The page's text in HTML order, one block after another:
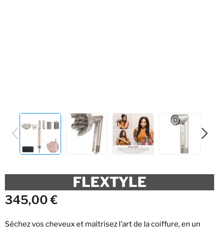
PREVIOUS
FLEXTYLE
345,00€
Séchez vos cheveux et maîtrisez l’art de la coiffure, en un